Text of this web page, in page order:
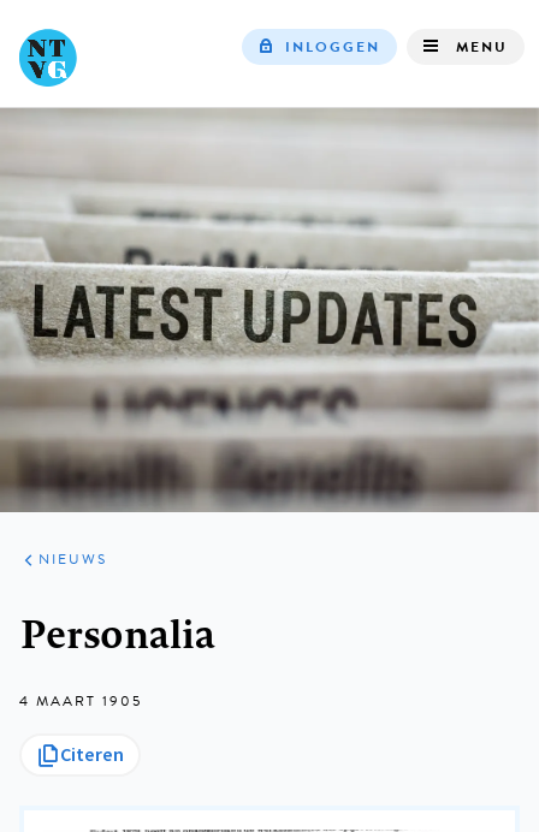
navigation
INLOGGEN MENU
ARTIKELEN
HET
KORT
NIEUWS
Personalia
4 MAART 1905
Citeren